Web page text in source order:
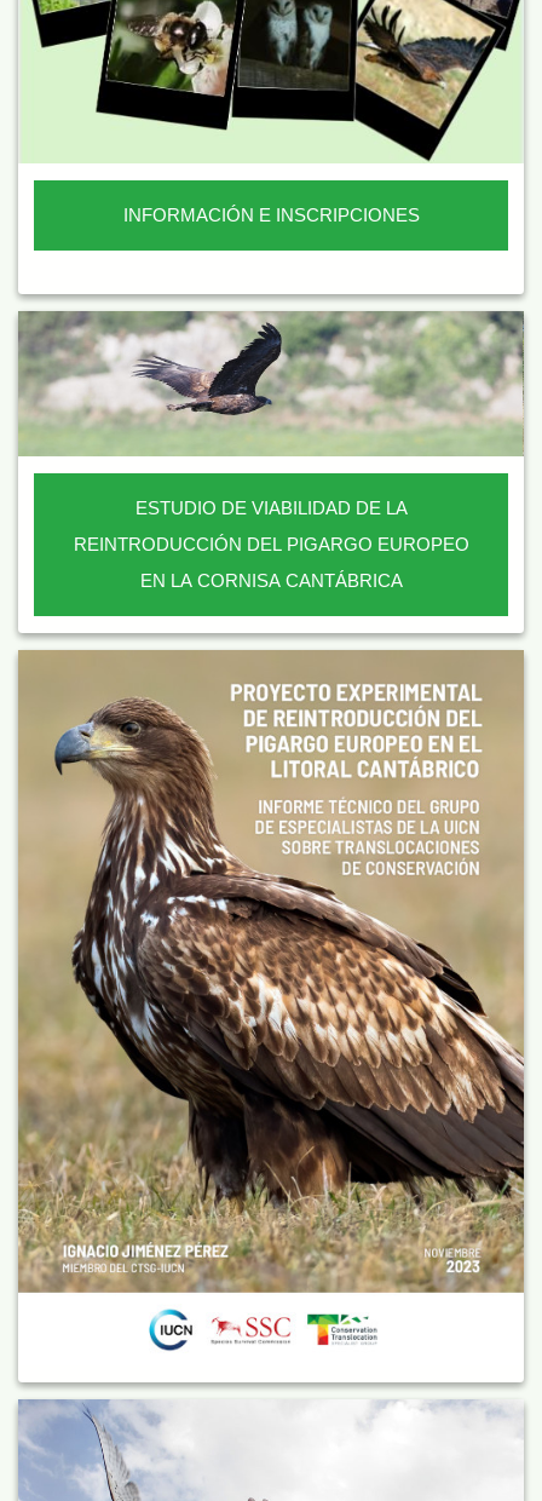
INFORMACIÓN E INSCRIPCIONES
ESTUDIO DE VIABILIDAD DE LA
REINTRODUCCIÓN DEL PIGARGO EUROPEO
EN LA CORNISA CANTÁBRICA